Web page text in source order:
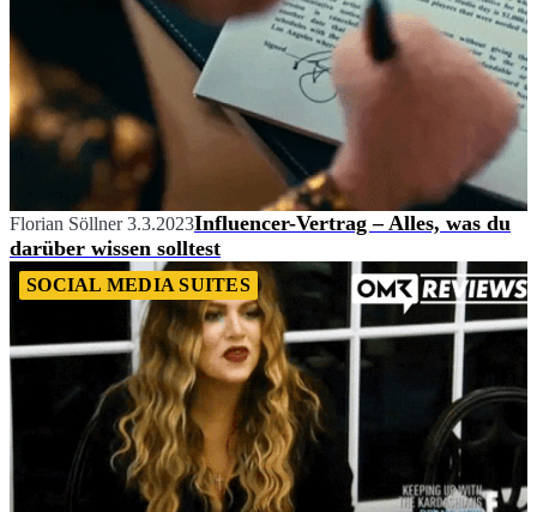
Florian Söllner 3.3.2023Influencer-Vertrag – Alles, was du
darüber wissen solltest
SOCIAL MEDIA SUITES